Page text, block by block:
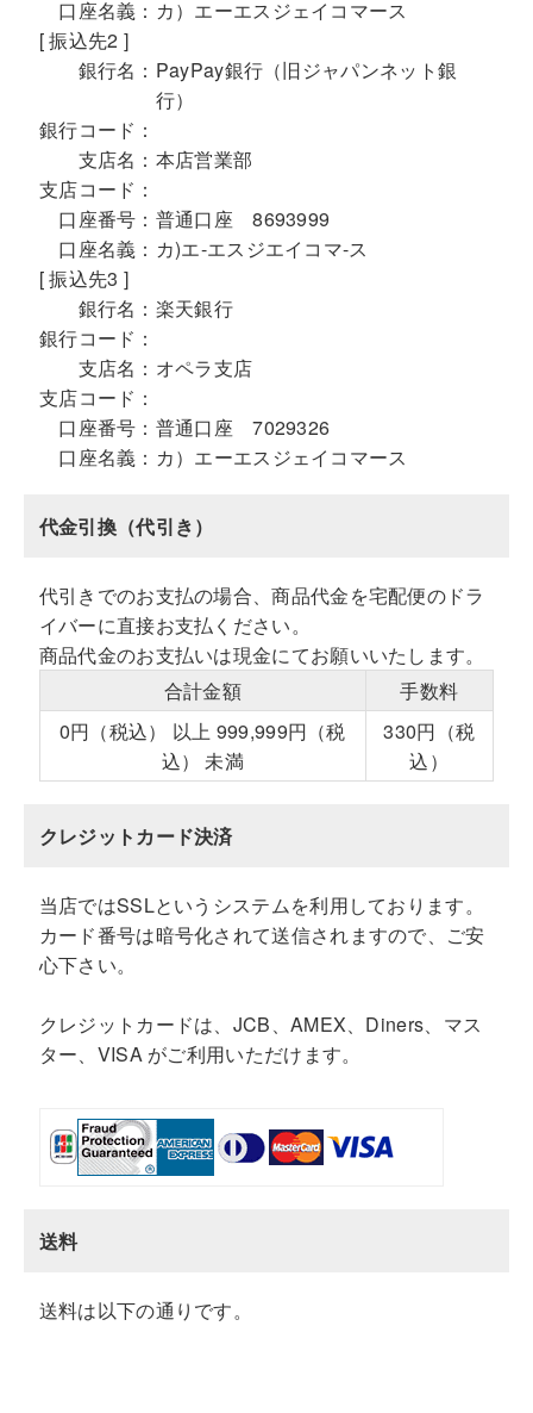
口座名義： カ）エーエスジェイコマース
[ 振込先2 ]
銀行名： PayPay銀行（旧ジャパンネット銀
行）
銀行コード：
支店名： 本店営業部
支店コード：
口座番号： 普通口座 8693999
口座名義： カ)エ-エスジエイコマ-ス
[ 振込先3 ]
銀行名： 楽天銀行
銀行コード：
支店名： オペラ支店
支店コード：
口座番号： 普通口座 7029326
口座名義： カ）エーエスジェイコマース
代金引換（代引き）
代引きでのお支払の場合、商品代金を宅配便のドラ
イバーに直接お支払ください。
商品代金のお支払いは現金にてお願いいたします。
合計金額
手数料
0円（税込） 以上 999,999円（税
込） 未満
330円（税
込）
クレジットカード決済
当店ではSSLというシステムを利用しております。
カード番号は暗号化されて送信されますので、ご安
心下さい。
クレジットカードは、JCB、AMEX、Diners、マス
ター、VISA がご利用いただけます。
送料
送料は以下の通りです。